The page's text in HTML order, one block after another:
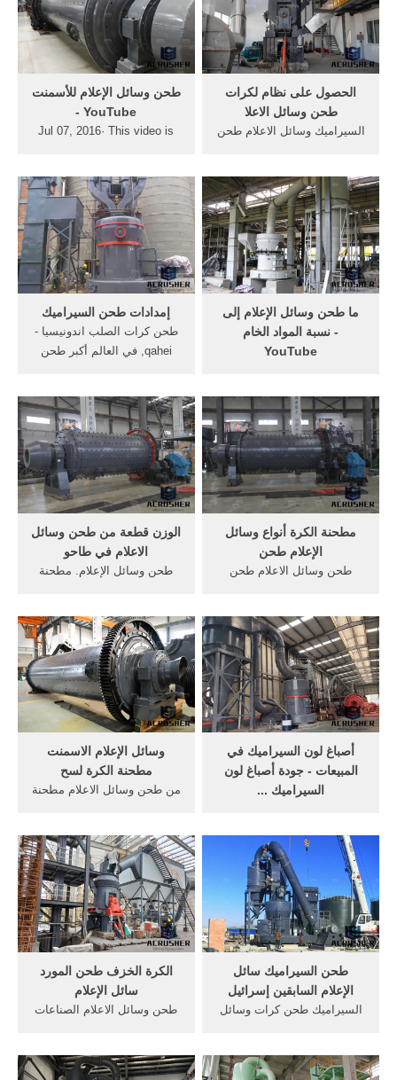
عالية طحن وسائل الاعلام.
Burr,Metallized
ceramics,Ceramic lamp
holder,Thermostat c.
Domestic Market .
‫طحن وسائل الإعلام للأسمنت‬‎
- YouTube
Jul 07, 2016· This video is
الحصول على نظام لكرات
طحن وسائل الاعلا
السيراميك وسائل الاعلام طحن
الاعلا ... كل عام، تماما مبلغ من
العملاء شراء كسارات ومصانع
طحن منا. فزنا على نطاق واسع
على ثقة العملاء من ...
إمدادات طحن السيراميك
طحن كرات الصلب اندونيسيا -
qahei, في العالم أكبر طحن
إمدادات طحن الإسمنت صب
الصلب طحن الكرة وسائل
الإعلام, ألومينا السيراميك
مطحنة الفحم .
‫ما طحن وسائل الإعلام إلى
نسبة المواد الخام‬‎ -
YouTube
بين 1.2% إلى 2.5 فى المواد .
تقليل الغبا... Skip navigation
Sign in. Search.
الوزن قطعة من طحن وسائل
الاعلام في طاحو
طحن وسائل الإعلام. مطحنة
مطحنة الكرة العمودية لتصنيع
المسحوق الجزئي. عرض
المنتج. مطحنة بواخر الركاب ·
مطحنة الفحم .
مطحنة الكرة أنواع وسائل
الإعلام طحن
طحن وسائل الاعلام طحن
غسلتركبت الارض ... طحن
عجلة دواسة تعمل أنواع من
طاحونة الكرة طحن وسائل
الاعلام آلة كسارة الحجر.
وسائل الإعلام الاسمنت
مطحنة الكرة لسح
من طحن وسائل الاعلام مطحنة
الاعلام مع الكرة كرات مصنع
للاسمنت. Read More >>
وسائل الاعلام لطحن مصنع
للاسمنت الرخام، الجبس
مسحوق .
أصباغ لون السيراميك في
المبيعات - جودة أصباغ لون
السيراميك ...
صلابة موس 9 أعلاه.
السيراميك زركونيا طحن وسائل
الإعلام الخرز 40 مم مقاومة
للارتداء لطحن الرطب.
مسحوق أكسيد الزركونيوم
الكرة الخزف طحن المورد
سائل الإعلام
طحن وسائل الاعلام الصناعات
جنوب أفريقيا طحن وسائل
طحن السيراميك سائل
الإعلام السابقين إسرائيل
السيراميك طحن كرات وسائل
المنتجات الكرة مطحنة طحن